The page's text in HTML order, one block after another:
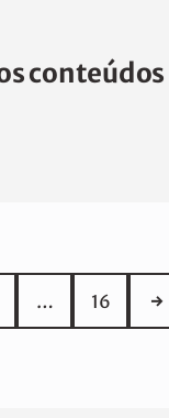
… 16 →